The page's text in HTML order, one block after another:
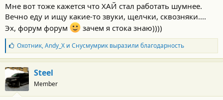
Мне вот тоже кажется что ХАЙ стал работать шумнее.
Вечно еду и ищу какие-то звуки, щелчки, сквозняки....
Эх, форум форум
зачем я стока знаю))))
Б
л
а
г
о
д
а
Охотник,Andy_Xи Снусмумриквыразили благодарность
Steel
Member